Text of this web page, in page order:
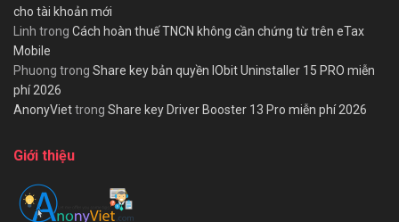
cho tài khoản mới
Linh trong Cách hoàn thuế TNCN không cần chứng từ trên eTax
Mobile
Phuong trong Share key bản quyền IObit Uninstaller 15 PRO miễn
phí 2026
AnonyViettrong Share key Driver Booster 13 Pro miễn phí 2026
Giới thiệu